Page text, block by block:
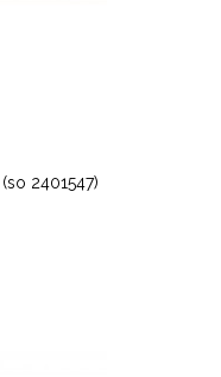
2401547)